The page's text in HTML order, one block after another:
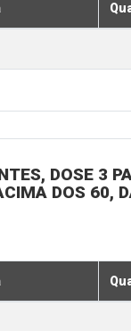
DOSE 3
DOS 60,